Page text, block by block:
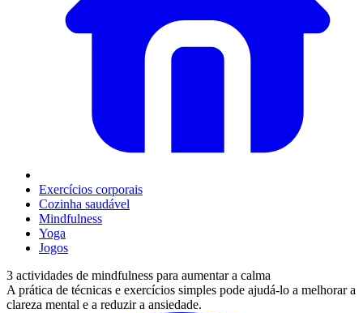
Exercícios corporais
Cozinha saudável
Mindfulness
Yoga
Jogos
3 actividades de mindfulness para aumentar a calma
A prática de técnicas e exercícios simples pode ajudá-lo a melhorar a
clareza mental e a reduzir a ansiedade.